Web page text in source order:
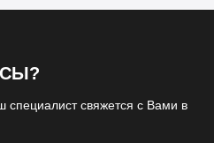
специалист свяжется с Вами в